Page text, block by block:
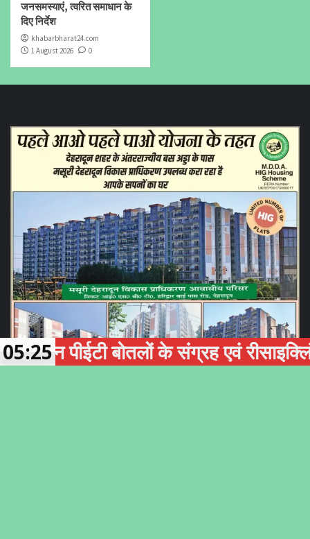
जनसमस्याएं, त्वरित समाधान के
दिए निर्देश
khabarbharat24.com
1 August 2026
0
बोतलों के संग्रह एवं रीसाइक्लिंग को
05:25